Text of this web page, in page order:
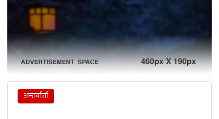
अन्तर्वार्ता